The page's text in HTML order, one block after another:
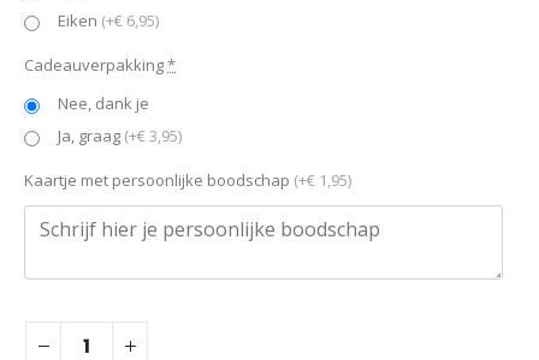
Eiken (+€ 6,95)
Cadeauverpakking*
Nee, dank je
Ja, graag (+€ 3,95)
Kaartje met persoonlijke boodschap (+€ 1,95)